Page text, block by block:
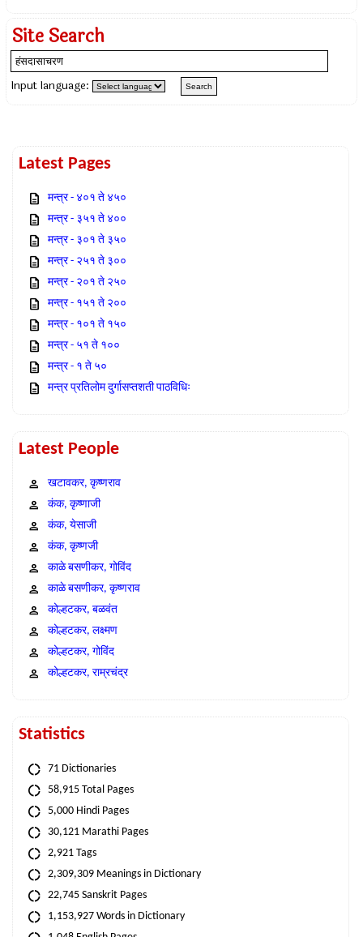
Site Search
Input language:
Latest Pages
मन्त्र - ४०१ ते ४५०
मन्त्र - ३५१ ते ४००
मन्त्र - ३०१ ते ३५०
मन्त्र - २५१ ते ३००
मन्त्र - २०१ ते २५०
मन्त्र - १५१ ते २००
मन्त्र - १०१ ते १५०
मन्त्र - ५१ ते १००
मन्त्र - १ ते ५०
मन्त्र प्रतिलोम दुर्गासप्तशती पाठविधिः
Latest People
खटावकर, कृष्णराव
कंक, कृष्णाजी
कंक, येसाजी
कंक, कृष्णजी
काळे बसणीकर, गोविंद
काळे बसणीकर, कृष्णराव
कोल्हटकर, बळवंत
कोल्हटकर, लक्ष्मण
कोल्हटकर, गोविंद
कोल्हटकर, राम्रचंद्र
Statistics
71 Dictionaries
58,915 Total Pages
5,000 Hindi Pages
30,121 Marathi Pages
2,921 Tags
2,309,309 Meanings in Dictionary
22,745 Sanskrit Pages
1,153,927 Words in Dictionary